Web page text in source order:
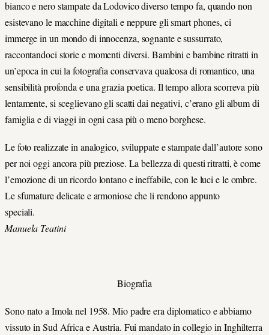
bianco e nero stampate da Lodovico diverso tempo fa, quando non
esistevano le macchine digitali e neppure gli smart phones, ci
immerge in un mondo di innocenza, sognante e sussurrato,
raccontandoci storie e momenti diversi. Bambini e bambine ritratti in
un’epoca in cui la fotografia conservava qualcosa di romantico, una
sensibilità profonda e una grazia poetica. Il tempo allora scorreva più
lentamente, si sceglievano gli scatti dai negativi, c’erano gli album di
famiglia e di viaggi in ogni casa più o meno borghese.
Le foto realizzate in analogico, sviluppate e stampate dall’autore sono
per noi oggi ancora più preziose. La bellezza di questi ritratti, è come
l’emozione di un ricordo lontano e ineffabile, con le luci e le ombre.
Le sfumature delicate e armoniose che li rendono appunto
speciali.
Manuela Teatini
Biografia
Sono nato a Imola nel 1958. Mio padre era diplomatico e abbiamo
vissuto in Sud Africa e Austria. Fui mandato in collegio in Inghilterra